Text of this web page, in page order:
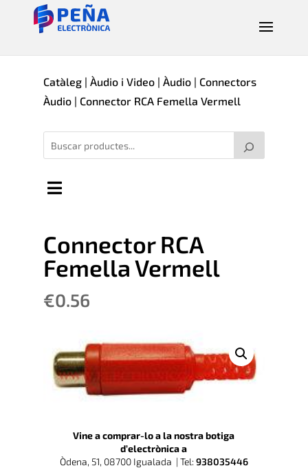
Catàleg| Àudio i Video| Àudio| Connectors
Àudio| Connector RCA Femella Vermell
Connector RCA
Femella Vermell
€0.56
Vine a comprar-lo a la nostra botiga
d’electrònica a
Òdena, 51, 08700 Igualada | Tel: 938035446